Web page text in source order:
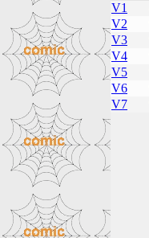
V1
V2
V3
V4
V5
V6
V7